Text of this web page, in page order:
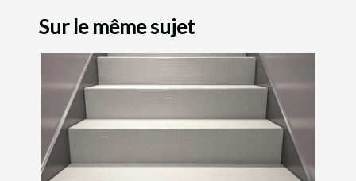
Sur le même sujet